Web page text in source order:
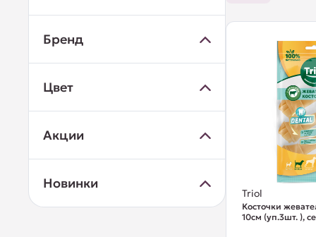
Бренд
Цвет
Акции
Новинки
Triol
Косточки
10см (уп.3шт. ),